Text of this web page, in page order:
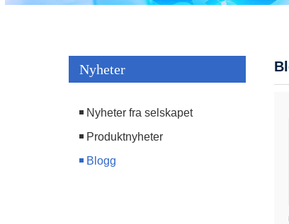
Nyheter
Nyheter fra selskapet
Produktnyheter
Blogg